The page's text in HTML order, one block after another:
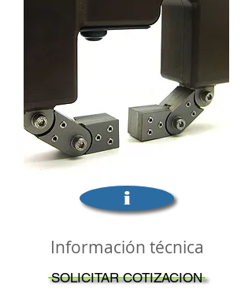
i
Información técnica
SOLICITAR COTIZACION